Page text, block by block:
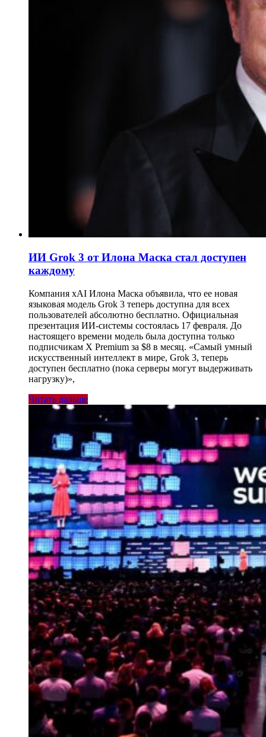
ИИ Grok 3 от Илона Маска стал доступен
каждому
Компания xAI Илона Маска объявила, что ее новая
языковая модель Grok 3 теперь доступна для всех
пользователей абсолютно бесплатно. Официальная
презентация ИИ-системы состоялась 17 февраля. До
настоящего времени модель была доступна только
подписчикам X Premium за $8 в месяц. «Самый умный
искусственный интеллект в мире, Grok 3, теперь
доступен бесплатно (пока серверы могут выдерживать
нагрузку)»,
Читать дальше